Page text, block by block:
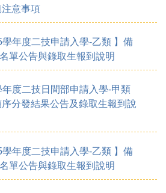
注意事項
學年度二技申請入學-乙類 】備
單公告與錄取生報到說明
年度二技日間部申請入學-甲類
序分發結果公告及錄取生報到說
學年度二技申請入學-乙類 】備
單公告與錄取生報到說明